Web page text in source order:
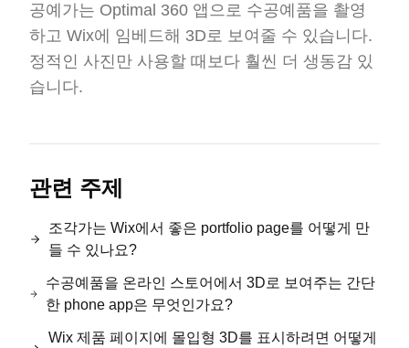
공예가는 Optimal 360 앱으로 수공예품을 촬영
하고 Wix에 임베드해 3D로 보여줄 수 있습니다.
정적인 사진만 사용할 때보다 훨씬 더 생동감 있
습니다.
관련 주제
조각가는 Wix에서 좋은 portfolio page를 어떻게 만
들 수 있나요?
수공예품을 온라인 스토어에서 3D로 보여주는 간단
한 phone app은 무엇인가요?
Wix 제품 페이지에 몰입형 3D를 표시하려면 어떻게